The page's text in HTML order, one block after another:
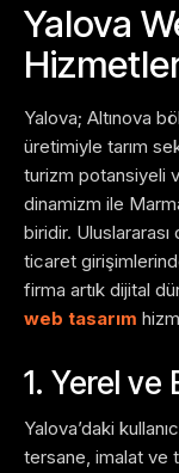
Yalova
Yalova; Altınova
üretimiyle tarım
turizm potansiyeli
dinamizm ile
biridir.
ticaret
firma artık dijital
web tasarım
1. Yerel ve
Yalova’daki
tersane, imalat ve